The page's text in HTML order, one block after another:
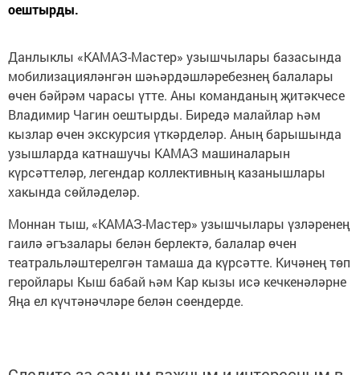
оештырды.
Данлыклы «КАМАЗ-Мастер» узышчылары базасында
мобилизацияләнгән шәһәрдәшләребезнең балалары
өчен бәйрәм чарасы үтте. Аны команданың җитәкчесе
Владимир Чагин оештырды. Биредә малайлар һәм
кызлар өчен экскурсия үткәрделәр. Аның барышында
узышларда катнашучы КАМАЗ машиналарын
күрсәттеләр, легендар коллективның казанышлары
хакында сөйләделәр.
Моннан тыш, «КАМАЗ-Мастер» узышчылары үзләренең
гаилә әгъзалары белән берлектә, балалар өчен
театральләштерелгән тамаша да күрсәтте. Кичәнең төп
геройлары Кыш бабай һәм Кар кызы исә кечкенәләрне
Яңа ел күчтәнәчләре белән сөендерде.